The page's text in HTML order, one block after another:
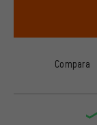
Compara